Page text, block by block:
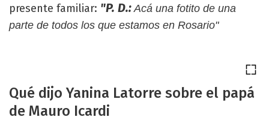
presente familiar: "P. D.:Acá una fotito de una
parte de todos los que estamos en Rosario"
Qué dijo Yanina Latorre sobre el papá
de Mauro Icardi